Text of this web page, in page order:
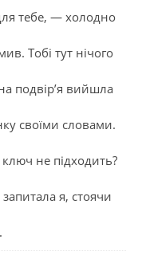
тебе, — холодно
Тобі тут нічого
подвір’я вийшла
своїми словами.
не підходить?
я, стоячи